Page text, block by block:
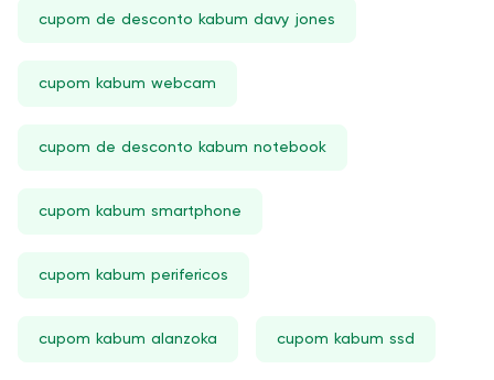
cupom de desconto kabum davy jones
cupom kabum webcam
cupom de desconto kabum notebook
cupom kabum smartphone
cupom kabum perifericos
cupom kabum alanzoka cupom kabum ssd